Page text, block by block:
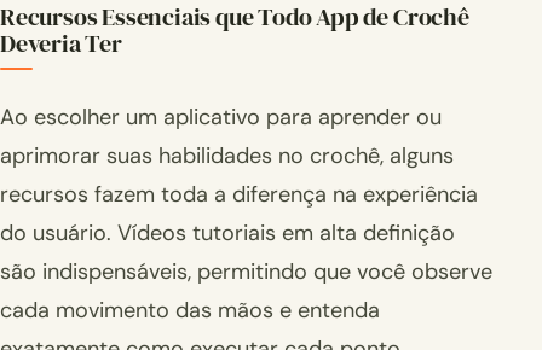
Recursos Essenciais que Todo App de Crochê
Deveria Ter
Ao escolher um aplicativo para aprender ou
aprimorar suas habilidades no crochê, alguns
recursos fazem toda a diferença na experiência
do usuário. Vídeos tutoriais em alta definição
são indispensáveis, permitindo que você observe
cada movimento das mãos e entenda